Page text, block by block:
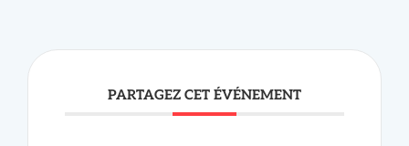
PARTAGEZ CET ÉVÉNEMENT